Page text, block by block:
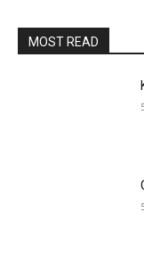
MOST READ